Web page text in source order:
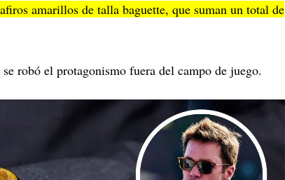
amarillos de talla baguette, que suman un total de
robó el protagonismo fuera del campo de juego.